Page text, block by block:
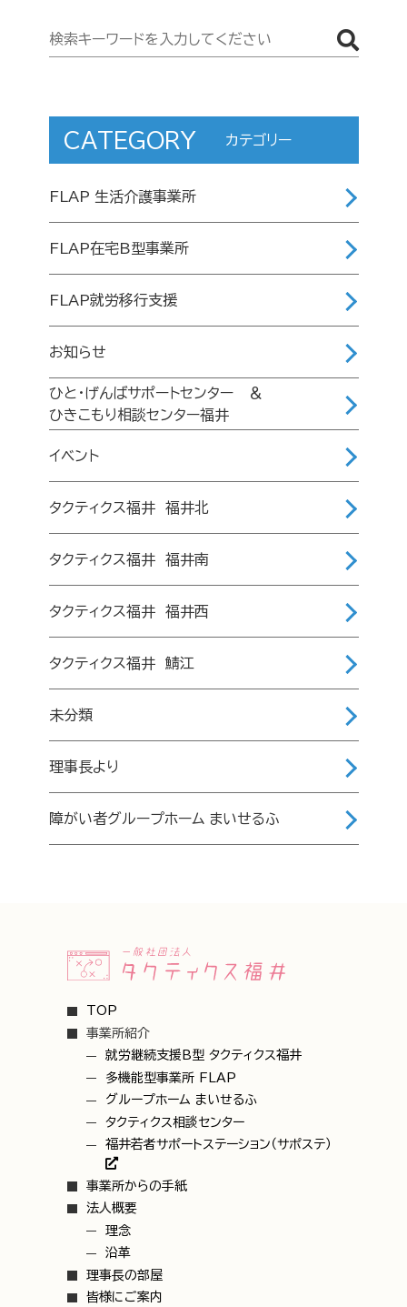
CATEGORY カテゴリー
FLAP 生活介護事業所
FLAP在宅B型事業所
FLAP就労移行支援
お知らせ
ひと・げんばサポートセンター ＆
ひきこもり相談センター福井
イベント
タクティクス福井 福井北
タクティクス福井 福井南
タクティクス福井 福井西
タクティクス福井 鯖江
未分類
理事長より
障がい者グループホーム まいせるふ
TOP
事業所紹介
就労継続支援B型 タクティクス福井
多機能型事業所 FLAP
グループホーム まいせるふ
タクティクス相談センター
福井若者サポートステーション（サポステ）
事業所からの手紙
法人概要
理念
沿革
理事長の部屋
皆様にご案内